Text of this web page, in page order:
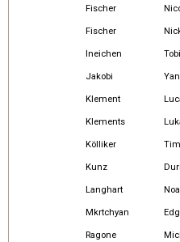
Fischer
Fischer
Ineichen
Jakobi
Klement
Klements
Kölliker Tim
Kunz Duri
Langhart
Mkrtchyan
Ragone